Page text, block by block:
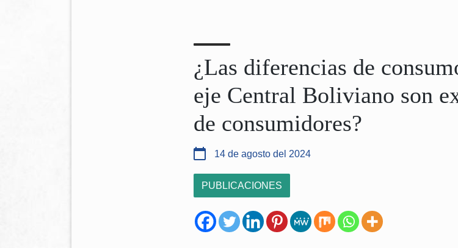
¿Las diferencias de
eje Central Boliviano son
de consumidores?
14 de agosto del 2024
PUBLICACIONES